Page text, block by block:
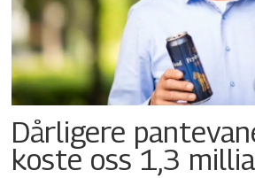
Dårligere
koste oss 1,3